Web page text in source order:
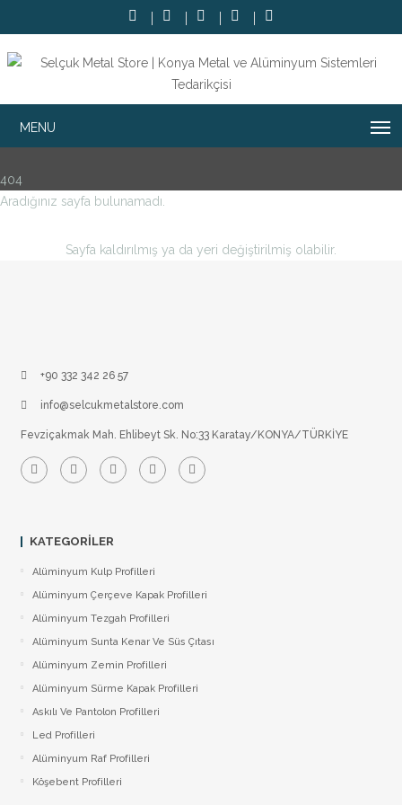
404
Aradığınız sayfa bulunamadı.
Sayfa kaldırılmış ya da yeri değiştirilmiş olabilir.
+90 332 342 26 57
info@selcukmetalstore.com
Fevziçakmak Mah. Ehlibeyt Sk. No:33 Karatay/KONYA/TÜRKİYE
KATEGORILER
Alüminyum Kulp Profilleri
Alüminyum Çerçeve Kаpаk Profilleri
Alüminyum Tezgah Profilleri
Alüminyum Sunta Kenar Ve Süs Çıtası
Alüminyum Zemin Profilleri
Alüminyum Sürme Kapak Profilleri
Askılı Ve Pantolon Profilleri
Led Profilleri
Alüminyum Raf Profilleri
Köşebent Profilleri